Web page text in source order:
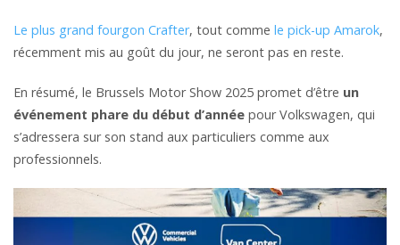
Le plus grand fourgon Crafter, tout comme le pick-up Amarok,
récemment mis au goût du jour, ne seront pas en reste.
En résumé, le Brussels Motor Show 2025 promet d’être un
événement phare du début d’année pour Volkswagen, qui
s’adressera sur son stand aux particuliers comme aux
professionnels.